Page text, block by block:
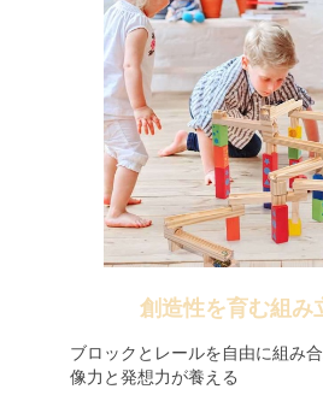
創造性を育む組み
ブロックとレールを自由に組み
像力と発想力が養える